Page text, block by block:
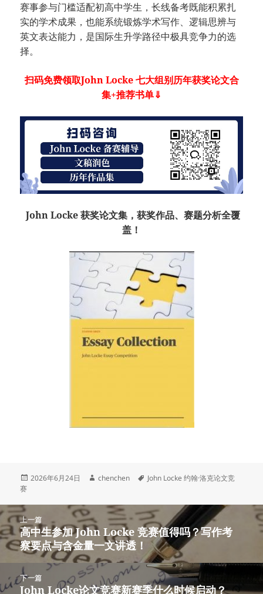
赛事参与门槛适配初高中学生，长线备考既能积累扎
实的学术成果，也能系统锻炼学术写作、逻辑思辨与
英文表达能力，是国际生升学路径中极具竞争力的选
择。
扫码免费领取John Locke 七大组别历年获奖论文合
集+推荐书单⇓
John Locke 获奖论文集，获奖作品、赛题分析全覆
盖！
发
2026年6月24日
作
chenchen
标
John Locke 约翰·洛克论文竞
赛
文
章
导
上一篇
上
篇
文
章：
高中生参加 John Locke 竞赛值得吗？写作考
察要点与含金量一文讲透！
下一篇
下
John Locke论文竞赛新赛季什么时候启动？